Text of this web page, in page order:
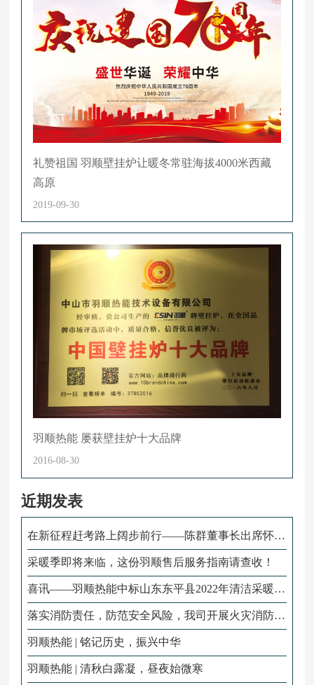
礼赞祖国 羽顺壁挂炉让暖冬常驻海拔4000米西藏
高原
2019-09-30
羽顺热能 屡获壁挂炉十大品牌
2016-08-30
近期发表
在新征程赶考路上阔步前行——陈群董事长出席怀化
市六届人大二次会议
采暖季即将来临，这份羽顺售后服务指南请查收！
喜讯——羽顺热能中标山东东平县2022年清洁采暖项
目！
落实消防责任，防范安全风险，我司开展火灾消防演
练！
羽顺热能 | 铭记历史，振兴中华
羽顺热能 | 清秋白露凝，昼夜始微寒